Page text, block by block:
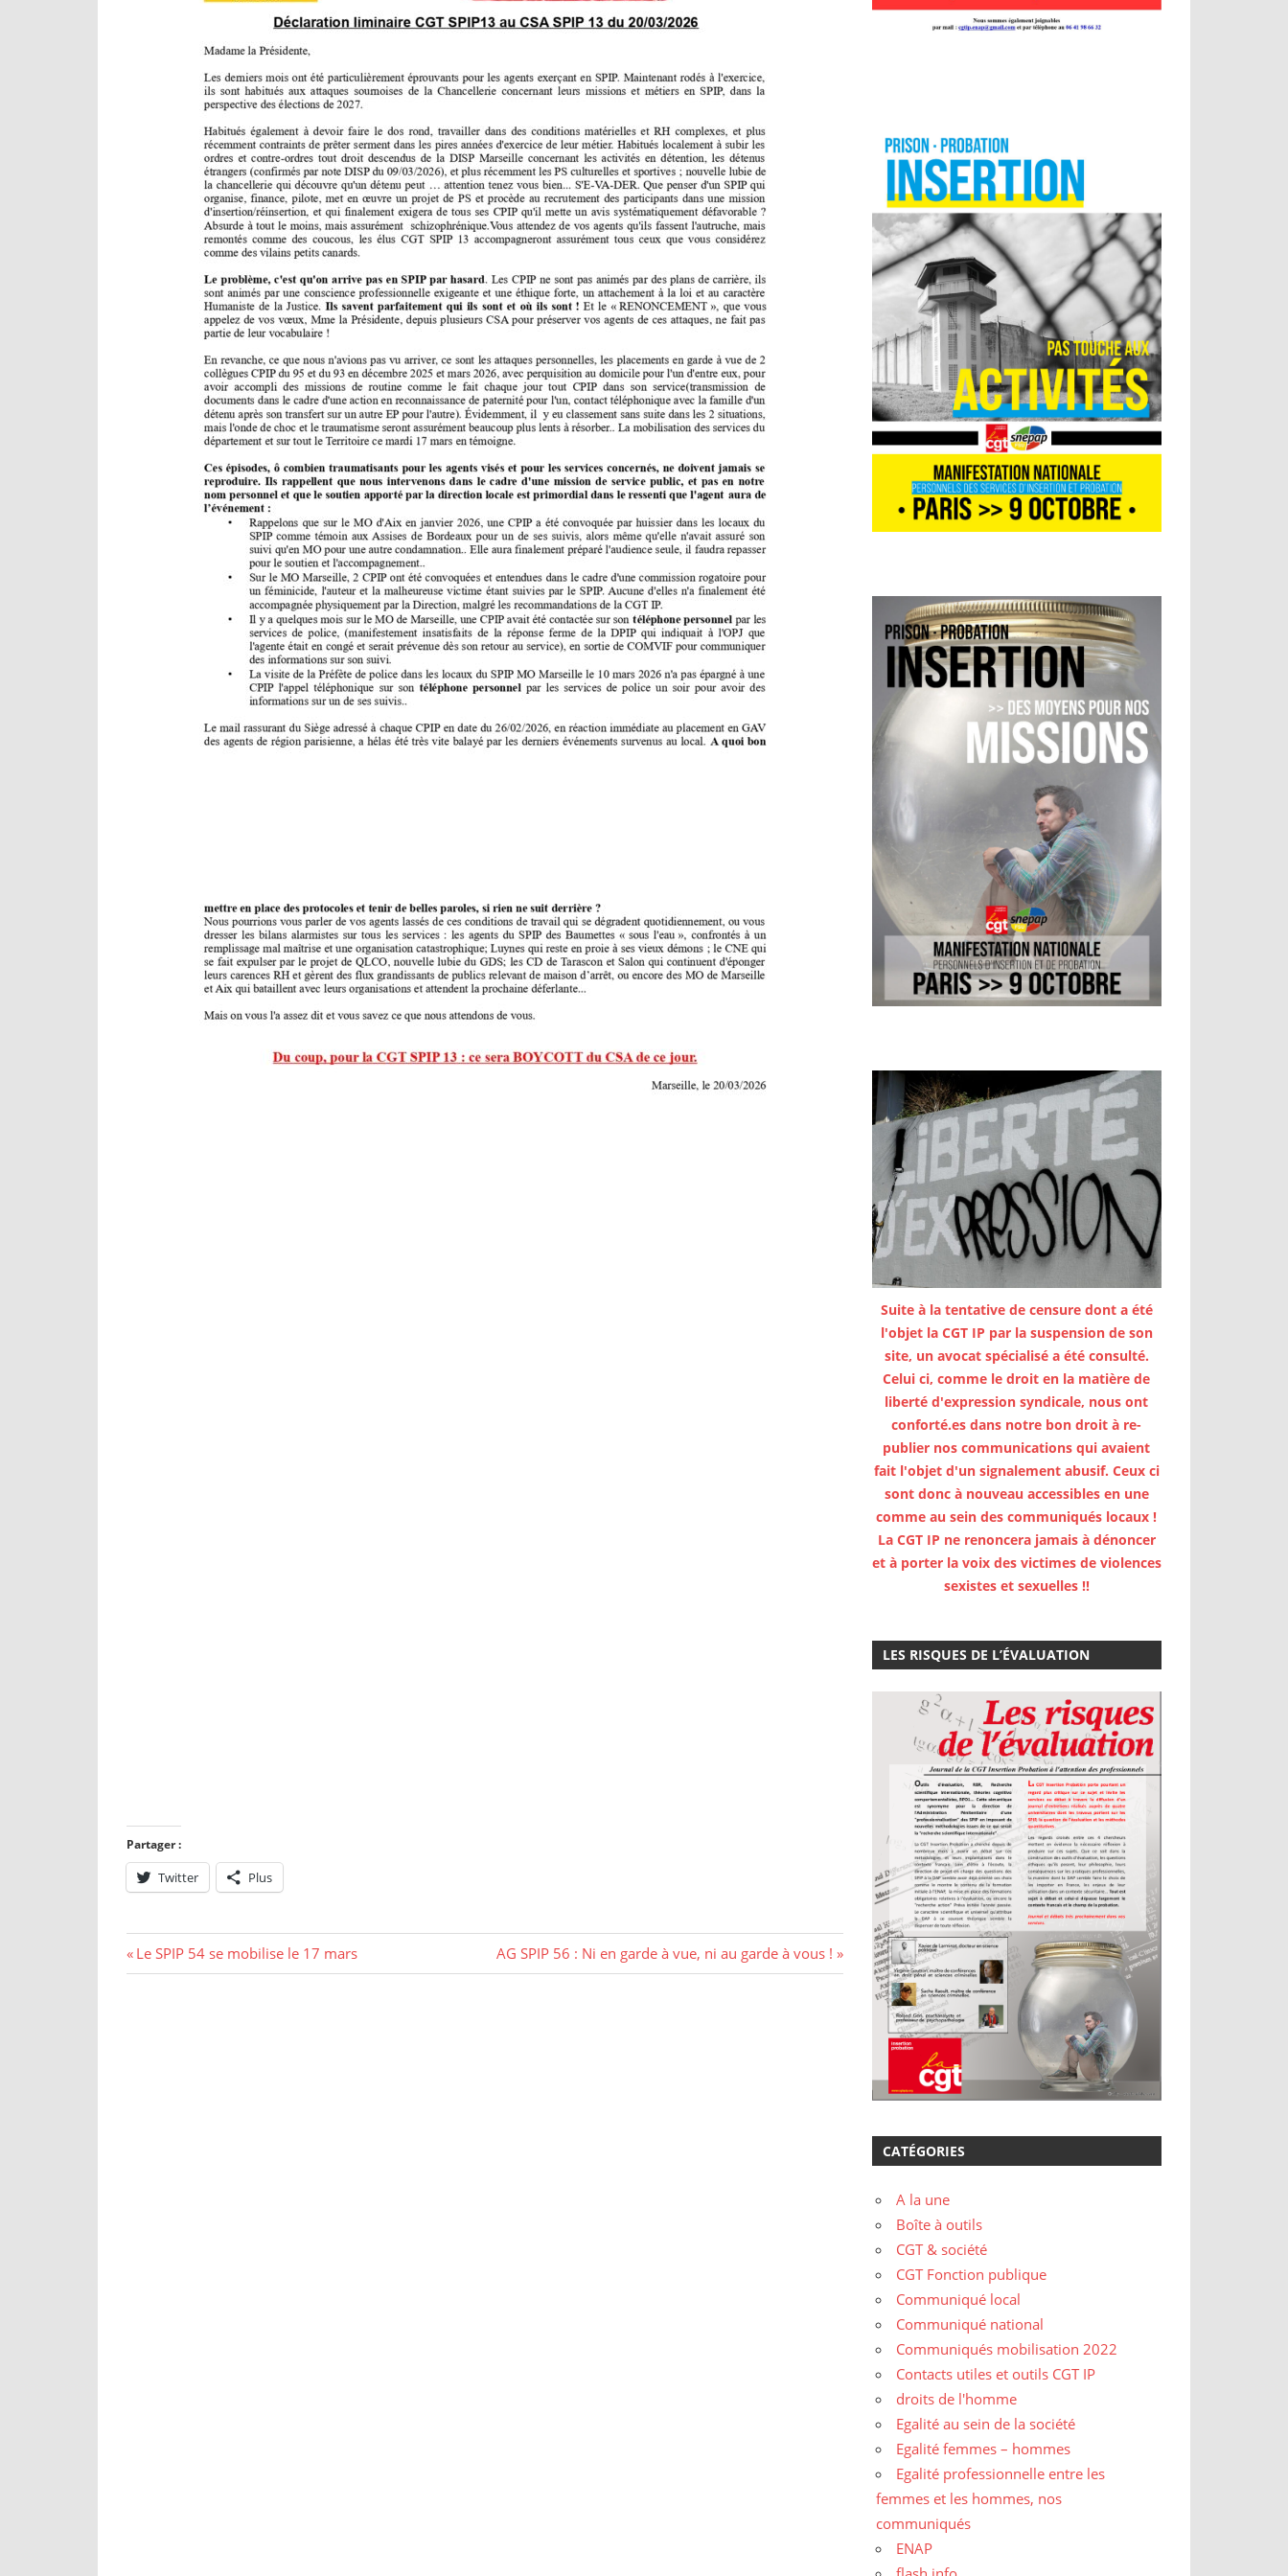
Partager :
Twitter Plus
Le SPIP 54 se mobilise le 17 mars AG SPIP 56 : Ni en garde à vue, ni au garde à vous !
Suite à la tentative de censure dont a été
l'objet la CGT IP par la suspension de son
site, un avocat spécialisé a été consulté.
Celui ci, comme le droit en la matière de
liberté d'expression syndicale, nous ont
conforté.es dans notre bon droit à re-
publier nos communications qui avaient
fait l'objet d'un signalement abusif. Ceux ci
sont donc à nouveau accessibles en une
comme au sein des communiqués locaux !
La CGT IP ne renoncera jamais à dénoncer
et à porter la voix des victimes de violences
sexistes et sexuelles !!
LES RISQUES DE L’ÉVALUATION
CATÉGORIES
A la une
Boîte à outils
CGT & société
CGT Fonction publique
Communiqué local
Communiqué national
Communiqués mobilisation 2022
Contacts utiles et outils CGT IP
droits de l'homme
Egalité au sein de la société
Egalité femmes – hommes
Egalité professionnelle entre les
femmes et les hommes, nos
communiqués
ENAP